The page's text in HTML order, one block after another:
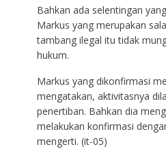
Bahkan ada selentingan
Markus yang merupakan
tambang ilegal itu tidak
hukum.
Markus yang dikonfirmasi
mengatakan, aktivitasnya
penertiban. Bahkan dia
melakukan konfirmasi
mengerti. (it-05)